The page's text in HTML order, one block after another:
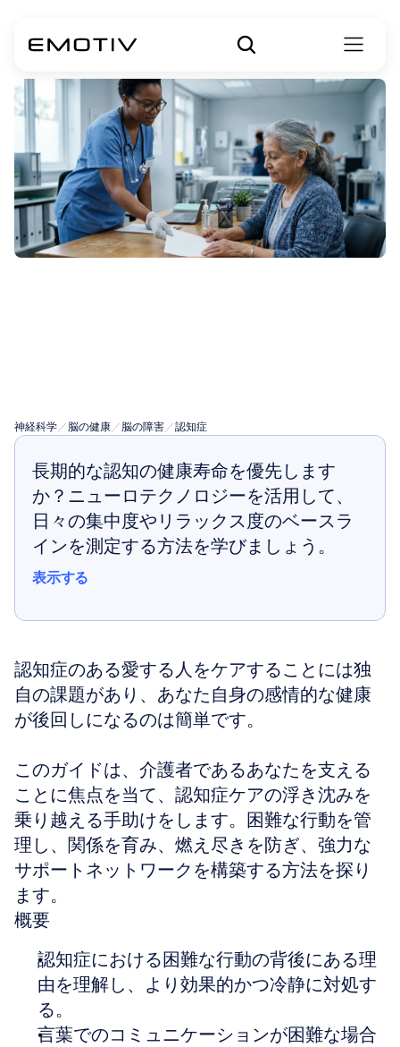
神経科学／脳の健康／脳の障害／認知症
長期的な認知の健康寿命を優先します
か？ニューロテクノロジーを活用して、
日々の集中度やリラックス度のベースラ
インを測定する方法を学びましょう。
表示する
認知症のある愛する人をケアすることには独
自の課題があり、あなた自身の感情的な健康
が後回しになるのは簡単です。
このガイドは、介護者であるあなたを支える
ことに焦点を当て、認知症ケアの浮き沈みを
乗り越える手助けをします。困難な行動を管
理し、関係を育み、燃え尽きを防ぎ、強力な
サポートネットワークを構築する方法を探り
ます。
概要
認知症における困難な行動の背後にある理
由を理解し、より効果的かつ冷静に対処す
る。
言葉でのコミュニケーションが困難な場合